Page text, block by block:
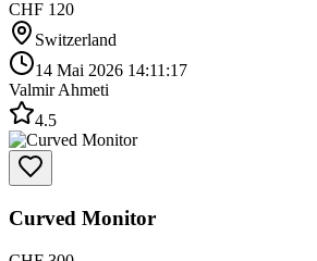
CHF 120
Switzerland
14 Mai 2026 14:11:17
Valmir Ahmeti
4.5
Curved Monitor